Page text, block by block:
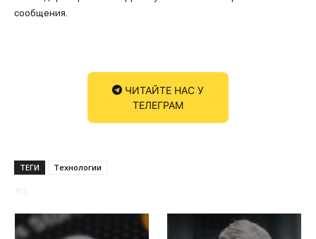
сообщения.
ЧИТАЙТЕ НАС У
ТЕЛЕГРАМ
ТЕГИ Технологии